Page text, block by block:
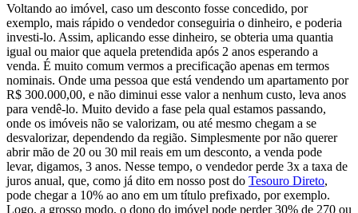
Voltando ao imóvel, caso um desconto fosse concedido, por
exemplo, mais rápido o vendedor conseguiria o dinheiro, e poderia
investi-lo. Assim, aplicando esse dinheiro, se obteria uma quantia
igual ou maior que aquela pretendida após 2 anos esperando a
venda. É muito comum vermos a precificação apenas em termos
nominais. Onde uma pessoa que está vendendo um apartamento por
R$ 300.000,00, e não diminui esse valor a nenhum custo, leva anos
para vendê-lo. Muito devido a fase pela qual estamos passando,
onde os imóveis não se valorizam, ou até mesmo chegam a se
desvalorizar, dependendo da região. Simplesmente por não querer
abrir mão de 20 ou 30 mil reais em um desconto, a venda pode
levar, digamos, 3 anos. Nesse tempo, o vendedor perde 3x a taxa de
juros anual, que, como já dito em nosso post do Tesouro Direto,
pode chegar a 10% ao ano em um título prefixado, por exemplo.
Logo, a grosso modo, o dono do imóvel pode perder 30% de 270 ou